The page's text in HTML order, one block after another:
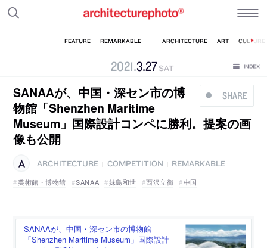
2021.3.27 SAT
SHARE
SANAAが、中国・深セン市の博
物館「Shenzhen Maritime
Museum」国際設計コンペに勝利。提案の画
像も公開
ARCHITECTURE COMPETITION
REMARKABLE
美術館・博物館
SANAA 妹島和世 西沢立衛 中国
SANAAが、中国・深セン市の博物館
「Shenzhen Maritime Museum」国際設計